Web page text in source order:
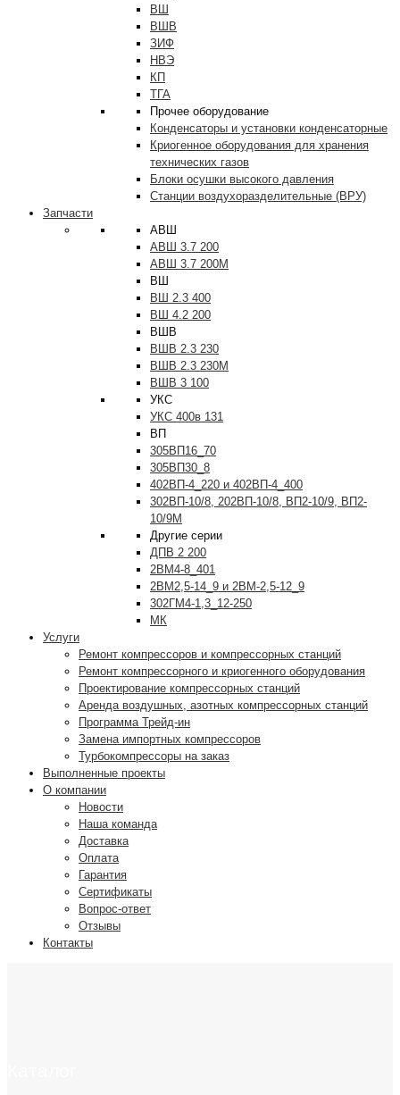
ВШ
ВШВ
ЗИФ
НВЭ
КП
ТГА
Прочее оборудование
Конденсаторы и установки конденсаторные
Криогенное оборудования для хранения
технических газов
Блоки осушки высокого давления
Станции воздухоразделительные (ВРУ)
Запчасти
АВШ
АВШ 3.7 200
АВШ 3.7 200М
ВШ
ВШ 2.3 400
ВШ 4.2 200
ВШВ
ВШВ 2.3 230
ВШВ 2.3 230М
ВШВ 3 100
УКС
УКС 400в 131
ВП
305ВП16_70
305ВП30_8
402ВП-4_220 и 402ВП-4_400
302ВП-10/8, 202ВП-10/8, ВП2-10/9, ВП2-
10/9М
Другие серии
ДПВ 2 200
2ВМ4-8_401
2ВМ2,5-14_9 и 2ВМ-2,5-12_9
302ГМ4-1,3_12-250
МК
Услуги
Ремонт компрессоров и компрессорных станций
Ремонт компрессорного и криогенного оборудования
Проектирование компрессорных станций
Аренда воздушных, азотных компрессорных станций
Программа Трейд-ин
Замена импортных компрессоров
Турбокомпрессоры на заказ
Выполненные проекты
О компании
Новости
Наша команда
Доставка
Оплата
Гарантия
Сертификаты
Вопрос-ответ
Отзывы
Контакты